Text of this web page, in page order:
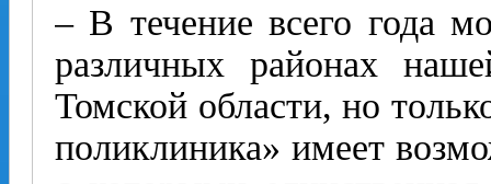
– В течение всего года
различных районах
Томской области, но
поликлиника» имеет